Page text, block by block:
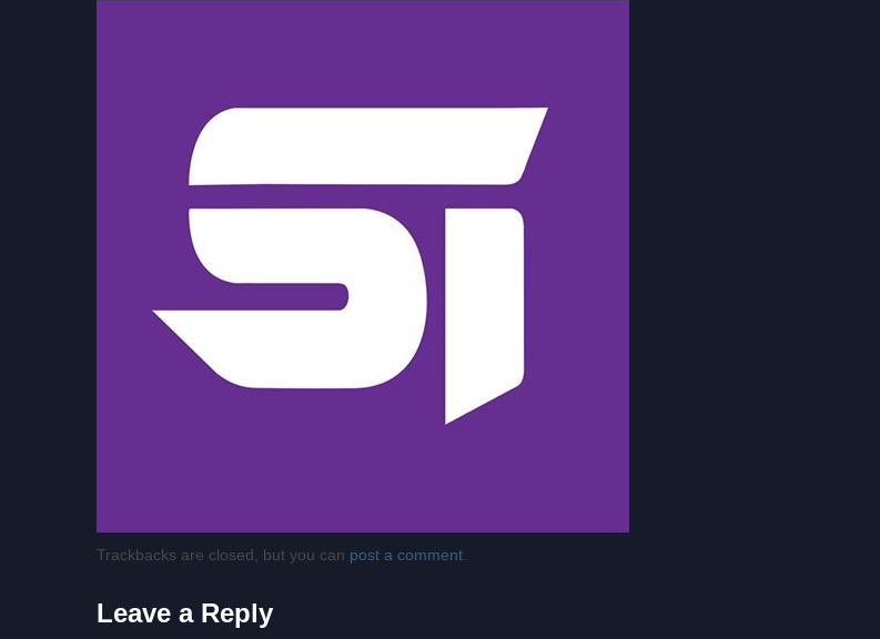
Trackbacks are closed, but you can post a comment
Leave a Reply